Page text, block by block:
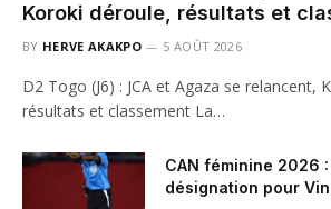
Koroki déroule, résultats et
BY HERVE AKAKPO 5 AOÛT 2026
D2 Togo (J6) : JCA et Agaza se relancent,
résultats et classement La…
CAN féminine 2026
désignation pour